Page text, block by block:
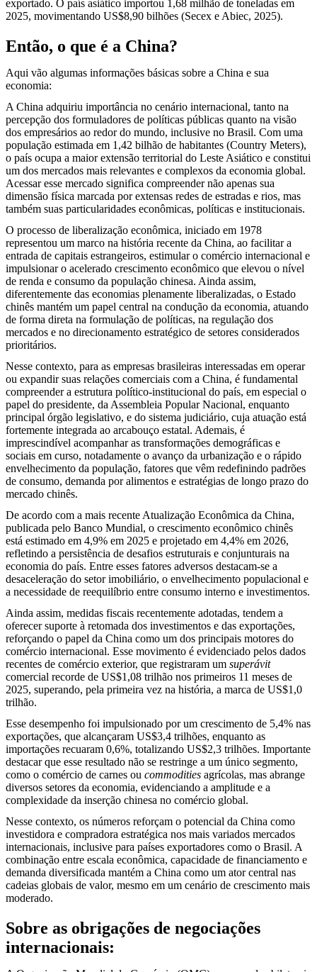
exportado. O país asiático importou 1,68 milhão de toneladas em
2025, movimentando US$8,90 bilhões (Secex e Abiec, 2025).
Então, o que é a China?
Aqui vão algumas informações básicas sobre a China e sua
economia:
A China adquiriu importância no cenário internacional, tanto na
percepção dos formuladores de políticas públicas quanto na visão
dos empresários ao redor do mundo, inclusive no Brasil. Com uma
população estimada em 1,42 bilhão de habitantes (Country Meters),
o país ocupa a maior extensão territorial do Leste Asiático e constitui
um dos mercados mais relevantes e complexos da economia global.
Acessar esse mercado significa compreender não apenas sua
dimensão física marcada por extensas redes de estradas e rios, mas
também suas particularidades econômicas, políticas e institucionais.
O processo de liberalização econômica, iniciado em 1978
representou um marco na história recente da China, ao facilitar a
entrada de capitais estrangeiros, estimular o comércio internacional e
impulsionar o acelerado crescimento econômico que elevou o nível
de renda e consumo da população chinesa. Ainda assim,
diferentemente das economias plenamente liberalizadas, o Estado
chinês mantém um papel central na condução da economia, atuando
de forma direta na formulação de políticas, na regulação dos
mercados e no direcionamento estratégico de setores considerados
prioritários.
Nesse contexto, para as empresas brasileiras interessadas em operar
ou expandir suas relações comerciais com a China, é fundamental
compreender a estrutura político-institucional do país, em especial o
papel do presidente, da Assembleia Popular Nacional, enquanto
principal órgão legislativo, e do sistema judiciário, cuja atuação está
fortemente integrada ao arcabouço estatal. Ademais, é
imprescindível acompanhar as transformações demográficas e
sociais em curso, notadamente o avanço da urbanização e o rápido
envelhecimento da população, fatores que vêm redefinindo padrões
de consumo, demanda por alimentos e estratégias de longo prazo do
mercado chinês.
De acordo com a mais recente Atualização Econômica da China,
publicada pelo Banco Mundial, o crescimento econômico chinês
está estimado em 4,9% em 2025 e projetado em 4,4% em 2026,
refletindo a persistência de desafios estruturais e conjunturais na
economia do país. Entre esses fatores adversos destacam-se a
desaceleração do setor imobiliário, o envelhecimento populacional e
a necessidade de reequilíbrio entre consumo interno e investimentos.
Ainda assim, medidas fiscais recentemente adotadas, tendem a
oferecer suporte à retomada dos investimentos e das exportações,
reforçando o papel da China como um dos principais motores do
comércio internacional. Esse movimento é evidenciado pelos dados
recentes de comércio exterior, que registraram um superávit
comercial recorde de US$1,08 trilhão nos primeiros 11 meses de
2025, superando, pela primeira vez na história, a marca de US$1,0
trilhão.
Esse desempenho foi impulsionado por um crescimento de 5,4% nas
exportações, que alcançaram US$3,4 trilhões, enquanto as
importações recuaram 0,6%, totalizando US$2,3 trilhões. Importante
destacar que esse resultado não se restringe a um único segmento,
como o comércio de carnes ou commodities agrícolas, mas abrange
diversos setores da economia, evidenciando a amplitude e a
complexidade da inserção chinesa no comércio global.
Nesse contexto, os números reforçam o potencial da China como
investidora e compradora estratégica nos mais variados mercados
internacionais, inclusive para países exportadores como o Brasil. A
combinação entre escala econômica, capacidade de financiamento e
demanda diversificada mantém a China como um ator central nas
cadeias globais de valor, mesmo em um cenário de crescimento mais
moderado.
Sobre as obrigações de negociações
internacionais: